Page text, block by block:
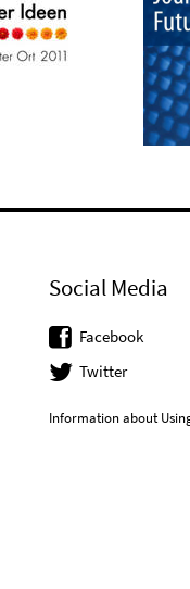
Social Media
Facebook
Twitter
Information about